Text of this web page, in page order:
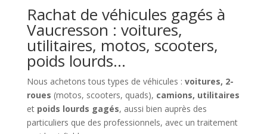
Rachat de véhicules gagés à
Vaucresson : voitures,
utilitaires, motos, scooters,
poids lourds…
Nous achetons tous types de véhicules : voitures, 2-
roues (motos, scooters, quads), camions, utilitaires
et poids lourds gagés, aussi bien auprès des
particuliers que des professionnels, avec un traitement